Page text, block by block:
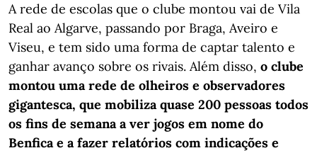
A rede de escolas que o clube montou vai de Vila
Real ao Algarve, passando por Braga, Aveiro e
Viseu, e tem sido uma forma de captar talento e
ganhar avanço sobre os rivais. Além disso, o clube
montou uma rede de olheiros e observadores
gigantesca, que mobiliza quase 200 pessoas todos
os fins de semana a ver jogos em nome do
Benfica e a fazer relatórios com indicações e